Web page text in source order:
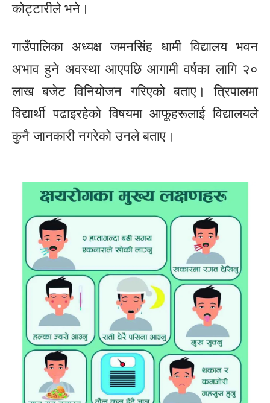
कोट्टारीले भने।
गाउँपालिका अध्यक्ष जमनसिंह धामी विद्यालय भवन
अभाव हुने अवस्था आएपछि आगामी वर्षका लागि २०
लाख बजेट विनियोजन गरिएको बताए। त्रिपालमा
विद्यार्थी पढाइरहेको विषयमा आफूहरूलाई विद्यालयले
कुनै जानकारी नगरेको उनले बताए।